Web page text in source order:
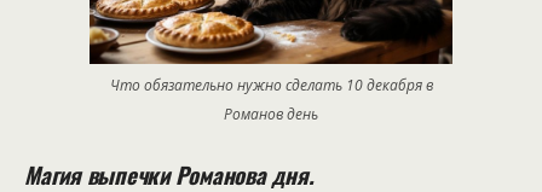
Что обязательно нужно сделать 10 декабря в
Романов день
Магия выпечки Романова дня.